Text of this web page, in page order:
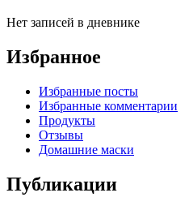
Нет записей в дневнике
Избранное
Избранные посты
Избранные комментарии
Продукты
Отзывы
Домашние маски
Публикации